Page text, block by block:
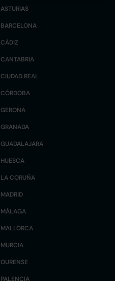
ASTURIAS
BARCELONA
CÁDIZ
CANTABRIA
CIUDAD REAL
CÓRDOBA
GERONA
GRANADA
GUADALAJARA
HUESCA
LA CORUÑA
MADRID
MÁLAGA
MALLORCA
MURCIA
OURENSE
PALENCIA